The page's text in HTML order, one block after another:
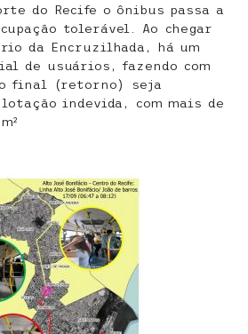
do Recife o ônibus passa a
tolerável. Ao chegar
da Encruzilhada, há um
de usuários, fazendo com
final (retorno) seja
indevida, com mais de